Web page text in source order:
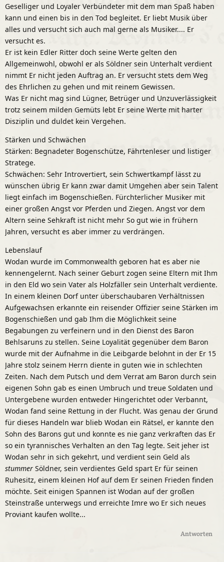
Geselliger und Loyaler Verbündeter mit dem man Spaß haben
kann und einen bis in den Tod begleitet. Er liebt Musik über
alles und versucht sich auch mal gerne als Musiker.... Er
versucht es.
Er ist kein Edler Ritter doch seine Werte gelten den
Allgemeinwohl, obwohl er als Söldner sein Unterhalt verdient
nimmt Er nicht jeden Auftrag an. Er versucht stets dem Weg
des Ehrlichen zu gehen und mit reinem Gewissen.
Was Er nicht mag sind Lügner, Betrüger und Unzuverlässigkeit
trotz seinem milden Gemüts lebt Er seine Werte mit harter
Disziplin und duldet kein Vergehen.
Stärken und Schwächen
Stärken: Begnadeter Bogenschütze, Fährtenleser und listiger
Stratege.
Schwächen: Sehr Introvertiert, sein Schwertkampf lässt zu
wünschen übrig Er kann zwar damit Umgehen aber sein Talent
liegt einfach im Bogenschießen. Fürchterlicher Musiker mit
einer großen Angst vor Pferden und Ziegen. Angst vor dem
Altern seine Sehkraft ist nicht mehr So gut wie in frühern
Jahren, versucht es aber immer zu verdrängen.
Lebenslauf
Wodan wurde im Commonwealth geboren hat es aber nie
kennengelernt. Nach seiner Geburt zogen seine Eltern mit Ihm
in den Eld wo sein Vater als Holzfäller sein Unterhalt verdiente.
In einem kleinen Dorf unter überschaubaren Verhältnissen
Aufgewachsen erkannte ein reisender Offizier seine Stärken im
Bogenschießen und gab Ihm die Möglichkeit seine
Begabungen zu verfeinern und in den Dienst des Baron
Behlsaruns zu stellen. Seine Loyalität gegenüber dem Baron
wurde mit der Aufnahme in die Leibgarde belohnt in der Er 15
Jahre stolz seinem Herrn diente in guten wie in schlechten
Zeiten. Nach dem Putsch und dem Verrat am Baron durch sein
eigenen Sohn gab es einen Umbruch und treue Soldaten und
Untergebene wurden entweder Hingerichtet oder Verbannt,
Wodan fand seine Rettung in der Flucht. Was genau der Grund
für dieses Handeln war blieb Wodan ein Rätsel, er kannte den
Sohn des Barons gut und konnte es nie ganz verkraften das Er
so ein tyrannisches Verhalten an den Tag legte. Seit jeher ist
Wodan sehr in sich gekehrt, und verdient sein Geld als
stummer Söldner, sein verdientes Geld spart Er für seinen
Ruhesitz, einem kleinen Hof auf dem Er seinen Frieden finden
möchte. Seit einigen Spannen ist Wodan auf der großen
Steinstraße unterwegs und erreichte Imre wo Er sich neues
Proviant kaufen wollte...
Antworten